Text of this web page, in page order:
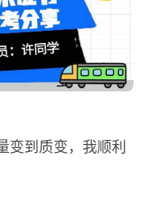
变到质变，我顺利